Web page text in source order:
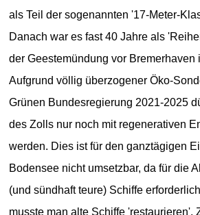
als Teil der sogenannten '17-Meter-
Danach war es fast 40 Jahre als
der Geestemündung vor Bremerhaven
Aufgrund völlig überzogener Öko-
Grünen Bundesregierung 2021-2025
des Zolls nur noch mit regenerativen
werden. Dies ist für den ganztägigen
Bodensee nicht umsetzbar, da für die
(und sündhaft teure) Schiffe
musste man alte Schiffe 'restaurieren'.